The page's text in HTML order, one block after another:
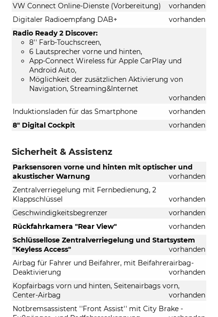
VW Connect Online-Dienste (Vorbereitung)
vorhanden
Digitaler Radioempfang DAB+
vorhanden
Radio Ready 2 Discover:
8'' Farb-Touchscreen,
6 Lautsprecher vorne und hinten,
App-Connect Wireless für Apple CarPlay und
Android Auto,
Möglichkeit der zusätzlichen Aktivierung von
Navigation, Streaming&Internet
vorhanden
Induktionsladen für das Smartphone
vorhanden
8" Digital Cockpit
vorhanden
Sicherheit & Assistenz
Parksensoren vorne und hinten mit optischer und
akustischer Warnung
vorhanden
Zentralverriegelung mit Fernbedienung, 2
Klappschlüssel
vorhanden
Geschwindigkeitsbegrenzer
vorhanden
Rückfahrkamera "Rear View"
vorhanden
Schlüssellose Zentralverriegelung und Startsystem
"Keyless Access"
vorhanden
Airbag für Fahrer und Beifahrer, mit Beifahrerairbag-
Deaktivierung
vorhanden
Kopfairbags vorn und hinten, Seitenairbags vorn,
Center-Airbag
vorhanden
Notbremsassistent ''Front Assist'' mit City Brake -